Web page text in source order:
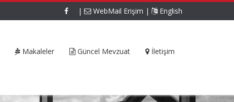
| WebMail Erişim | English
Makaleler Güncel Mevzuat İletişim